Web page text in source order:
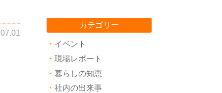
カテゴリー
イベント
現場レポート
暮らしの知恵
社内の出来事